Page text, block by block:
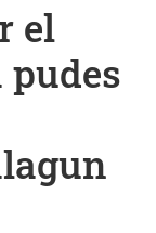
el
pudes